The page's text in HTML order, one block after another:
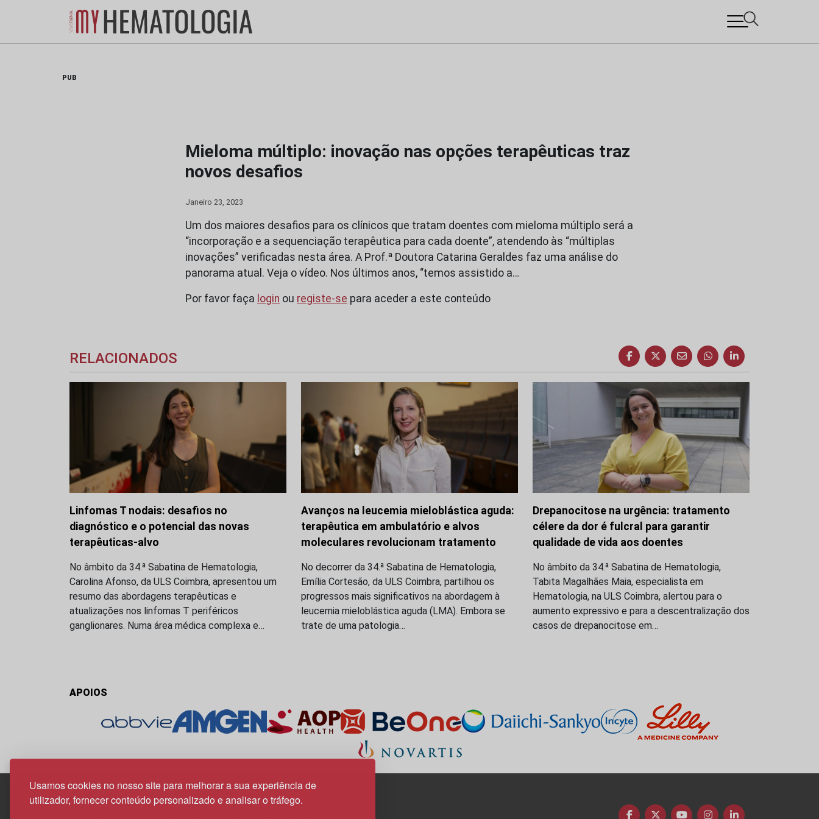
Usamos cookies no nosso site para melhorar a sua experiência de
utilizador, fornecer conteúdo personalizado e analisar o tráfego.
PUB
Mieloma múltiplo: inovação nas opções terapêuticas traz
novos desafios
Janeiro 23, 2023
Um dos maiores desafios para os clínicos que tratam doentes com mieloma múltiplo será a
“incorporação e a sequenciação terapêutica para cada doente”, atendendo às “múltiplas
inovações” verificadas nesta área. A Prof.ª Doutora Catarina Geraldes faz uma análise do
panorama atual. Veja o vídeo. Nos últimos anos, “temos assistido a…
Por favor faça login ou registe-se para aceder a este conteúdo
RELACIONADOS
Linfomas T nodais: desafios no
diagnóstico e o potencial das novas
terapêuticas-alvo
No âmbito da 34.ª Sabatina de Hematologia,
Carolina Afonso, da ULS Coimbra, apresentou um
resumo das abordagens terapêuticas e
atualizações nos linfomas T periféricos
ganglionares. Numa área médica complexa e…
Avanços na leucemia mieloblástica aguda:
terapêutica em ambulatório e alvos
moleculares revolucionam tratamento
No decorrer da 34.ª Sabatina de Hematologia,
Emília Cortesão, da ULS Coimbra, partilhou os
progressos mais significativos na abordagem à
leucemia mieloblástica aguda (LMA). Embora se
trate de uma patologia…
Drepanocitose na urgência: tratamento
célere da dor é fulcral para garantir
qualidade de vida aos doentes
No âmbito da 34.ª Sabatina de Hematologia,
Tabita Magalhães Maia, especialista em
Hematologia, na ULS Coimbra, alertou para o
aumento expressivo e para a descentralização dos
casos de drepanocitose em…
APOIOS